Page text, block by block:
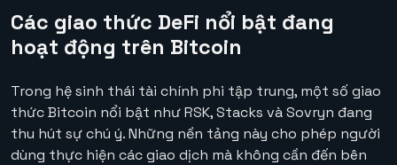
Các giao thức DeFi nổi bật đang
hoạt động trên Bitcoin
Trong hệ sinh thái tài chính phi tập trung, một số giao
thức Bitcoin nổi bật như RSK, Stacks và Sovryn đang
thu hút sự chú ý. Những nền tảng này cho phép người
dùng thực hiện các giao dịch mà không cần đến bên